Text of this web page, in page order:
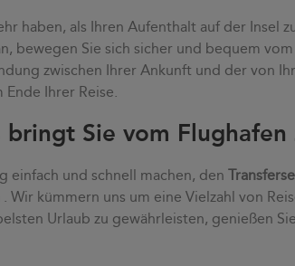
haben, als Ihren Aufenthalt auf der Insel
bewegen Sie sich sicher und bequem
zwischen Ihrer Ankunft und der von
Ihrer Reise.
bringt Sie vom
einfach und schnell machen, den
. Wir kümmern uns um eine Vielzahl von
Urlaub zu gewährleisten, genießen